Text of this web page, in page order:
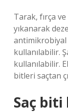
Tarak, fırça
yıkanarak
antimikrobiyal
kullanılabilir.
kullanılabilir.
bitleri saçtan
Saç biti